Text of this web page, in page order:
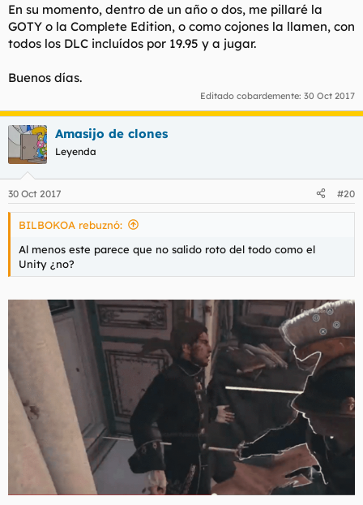
En su momento, dentro de un año o dos, me pillaré la
GOTY o la Complete Edition, o como cojones la llamen, con
todos los DLC incluídos por 19.95 y a jugar.
Buenos días.
Editado cobardemente: 30 Oct 2017
Amasijo de clones
Leyenda
30 Oct 2017 #20
BILBOKOA rebuznó:
Al menos este parece que no salido roto del todo como el
Unity ¿no?